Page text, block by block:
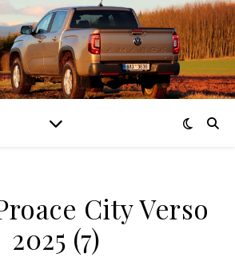
City Verso
2025 (7)